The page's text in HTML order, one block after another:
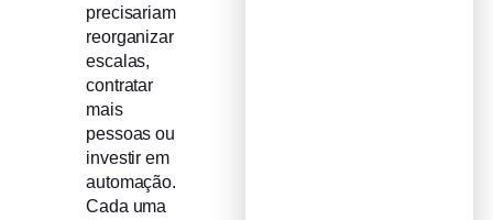
precisariam
reorganizar
escalas,
contratar
mais
pessoas ou
investir em
automação.
Cada uma